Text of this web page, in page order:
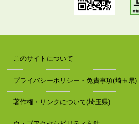
このサイトについて
プライバシーポリシー・免責事項(埼玉県)
著作権・リンクについて(埼玉県)